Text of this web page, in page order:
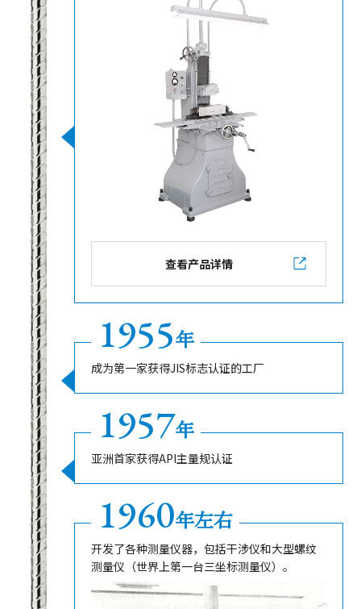
查看产品详情
1955年
成为第一家获得JIS标志认证的工厂
1957年
亚洲首家获得API主量规认证
1960年左右
开发了各种测量仪器，包括干涉仪和大型螺纹
测量仪（世界上第一台三坐标测量仪）。